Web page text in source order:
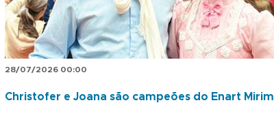
28/07/2026 00:00
Christofer e Joana são campeões do Enart Mirim